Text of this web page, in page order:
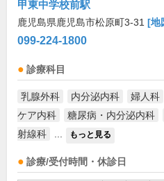
甲東中学校前駅
鹿児島県鹿児島市松原町3-31 [地
099-224-1800
診療科目
乳腺外科 内分泌内科 婦人科
ケア内科
糖尿病・内分泌内科
射線科
もっと見る
診療/受付時間・休診日